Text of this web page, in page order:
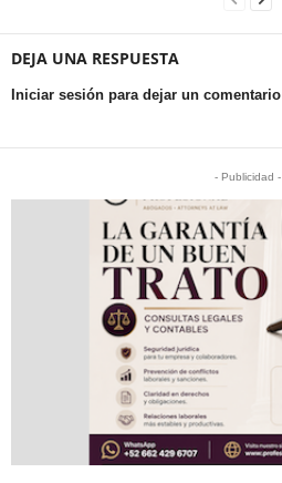
DEJA UNA RESPUESTA
Iniciar sesión para dejar un comentario
- Publicidad -